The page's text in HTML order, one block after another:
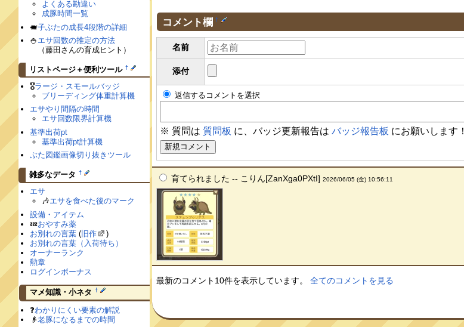
コメント欄 †
名前
添付
返信するコメントを選択
※ 質問は 質問板 に、バッジ更新報告はバッジ報告板 にお願いします！
育てられました -- こりん[ZanXga0PXtI]2026/06/05 (金) 10:56:11
最新のコメント10件を表示しています。全てのコメントを見る
よくある勘違い
成豚時間一覧
🐖子ぶたの成長4段階の詳細
🍚 エサ回数の推定の方法
（藤田さんの育成ヒント）
リストページ＋便利ツール †
🎖ラージ・スモールバッジ
ブリーディング体重計算機
エサやり間隔の時間
エサ回数限界計算機
基準出荷pt
基準出荷pt計算機
ぶた図鑑画像切り抜きツール
雑多なデータ †
エサ
🎶エサを食べた後のマーク
設備・アイテム
💤おやすみ薬
お別れの言葉 (旧作
)
お別れの言葉（入荷待ち）
オーナーランク
勲章
ログインボーナス
マメ知識・小ネタ †
❓わかりにくい要素の解説
👴老豚になるまでの時間